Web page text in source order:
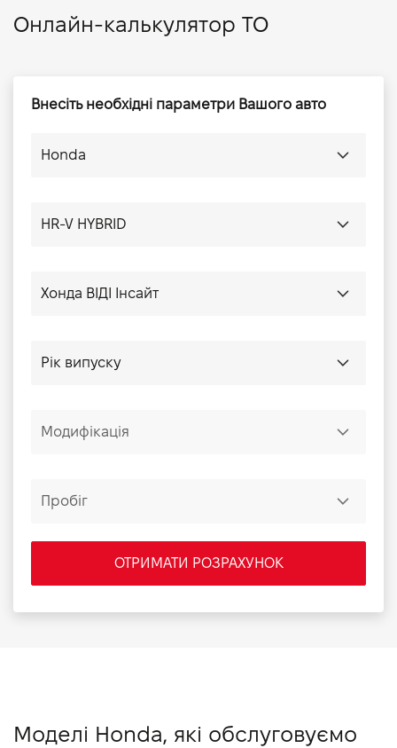
Онлайн-калькулятор ТО
Внесіть необхідні параметри Вашого авто
ОТРИМАТИ РОЗРАХУНОК
Моделі Honda, які обслуговуємо